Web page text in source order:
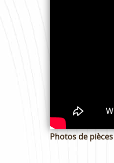
Photos de